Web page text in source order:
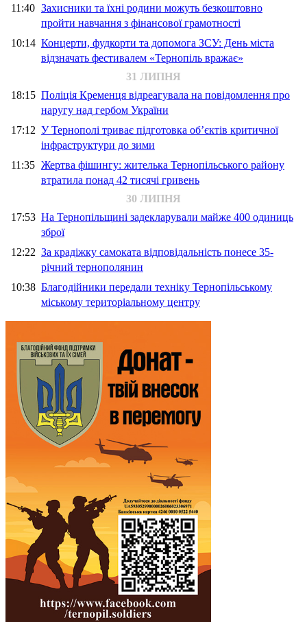
11:40 Захисники та їхні родини можуть безкоштовно
пройти навчання з фінансової грамотності
10:14 Концерти, фудкорти та допомога ЗСУ: День міста
відзначать фестивалем «Тернопіль вражає»
31 ЛИПНЯ
18:15 Поліція Кременця відреагувала на повідомлення про
наругу над гербом України
17:12 У Тернополі триває підготовка об’єктів критичної
інфраструктури до зими
11:35 Жертва фішингу: жителька Тернопільського району
втратила понад 42 тисячі гривень
30 ЛИПНЯ
17:53 На Тернопільщині задекларували майже 400 одиниць
зброї
12:22 За крадіжку самоката відповідальність понесе 35-
річний тернополянин
10:38 Благодійники передали техніку Тернопільському
міському територіальному центру